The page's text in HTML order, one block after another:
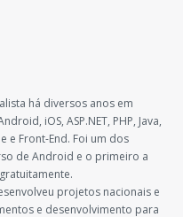
há diversos anos em
iOS, ASP.NET, PHP, Java,
e Front-End. Foi um dos
de Android e o primeiro a
projetos nacionais e
e desenvolvimento para